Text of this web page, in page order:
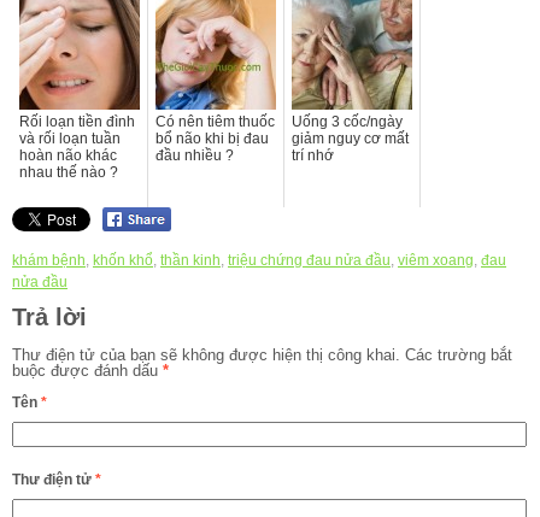
Rối loạn tiền đình
và rối loạn tuần
hoàn não khác
nhau thế nào ?
Có nên tiêm thuốc
bổ não khi bị đau
đầu nhiều ?
Uống 3 cốc/ngày
giảm nguy cơ mất
trí nhớ
khám bệnh, khốn khổ, thần kinh, triệu chứng đau nửa đầu, viêm xoang, đau
nửa đầu
Trả lời
Thư điện tử của bạn sẽ không được hiện thị công khai. Các trường bắt
buộc được đánh dấu *
Tên *
Thư điện tử *